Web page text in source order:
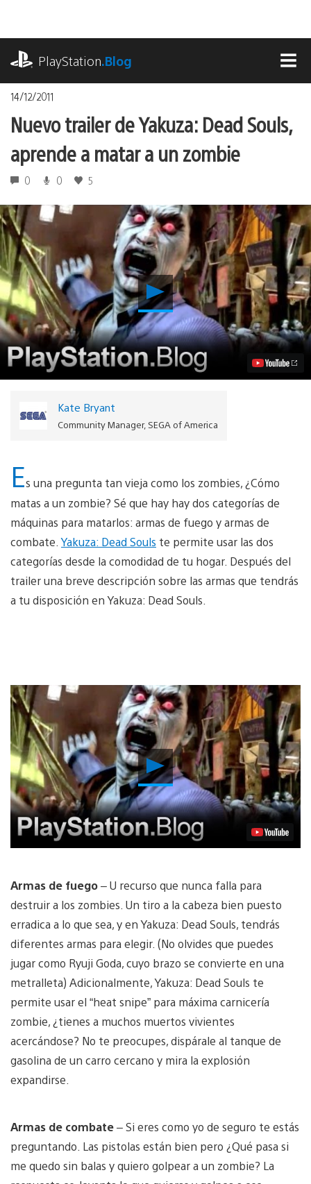
contenido
PlayStation.Blog
14/12/2011
Nuevo trailer de Yakuza: Dead Souls,
aprende a matar a un zombie
0 0 5
Reproducir
Nuevo
trailer
de
Yakuza:
Dead
Souls,
aprende
un
Kate Bryant
Community Manager, SEGA of America
Es una pregunta tan vieja como los zombies, ¿Cómo
matas a un zombie? Sé que hay hay dos categorías de
máquinas para matarlos: armas de fuego y armas de
combate.Yakuza: Dead Souls te permite usar las dos
categorías desde la comodidad de tu hogar. Después del
trailer una breve descripción sobre las armas que tendrás
a tu disposición en Yakuza: Dead Souls.
Reproducir
Video
Armas de fuego– U recurso que nunca falla para
destruir a los zombies. Un tiro a la cabeza bien puesto
erradica a lo que sea, y en Yakuza: Dead Souls, tendrás
diferentes armas para elegir. (No olvides que puedes
jugar como Ryuji Goda, cuyo brazo se convierte en una
metralleta) Adicionalmente, Yakuza: Dead Souls te
permite usar el “heat snipe” para máxima carnicería
zombie, ¿tienes a muchos muertos vivientes
acercándose? No te preocupes, dispárale al tanque de
gasolina de un carro cercano y mira la explosión
expandirse.
Armas de combate– Si eres como yo de seguro te estás
preguntando. Las pistolas están bien pero ¿Qué pasa si
me quedo sin balas y quiero golpear a un zombie? La